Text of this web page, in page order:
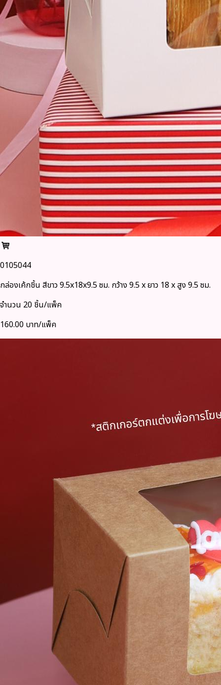
0105044
กล่องเค้กชิ้น สีขาว 9.5x18x9.5 ซม. กว้าง 9.5 x ยาว 18 x สูง 9.5 ซม.
จำนวน 20 ชิ้น/แพ็ค
160.00 บาท/แพ็ค